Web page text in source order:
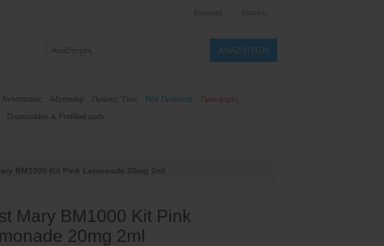
Εγγραφή Είσοδος
Αντιστάσεις Αξεσουάρ Πρώτες Ύλες Νέα Προϊόντα
Προσφορές
Disposables & Prefilled pods
BM1000 Kit Pink Lemonade 20mg 2ml
Mary BM1000 Kit Pink
20mg 2ml